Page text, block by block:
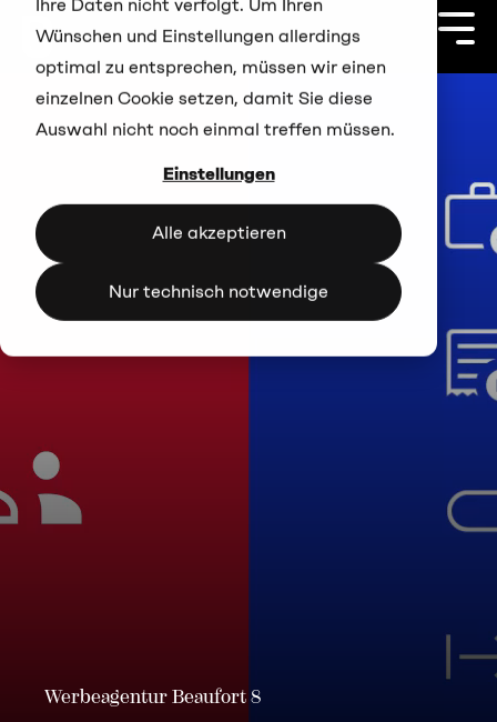
Ihre Daten nicht verfolgt. Um Ihren
Wünschen und Einstellungen allerdings
optimal zu entsprechen, müssen wir einen
einzelnen Cookie setzen, damit Sie diese
Auswahl nicht noch einmal treffen müssen.
Einstellungen
Alle akzeptieren
Nur technisch notwendige
Zum
Hauptinhalt
Werbeagentur Beaufort 8